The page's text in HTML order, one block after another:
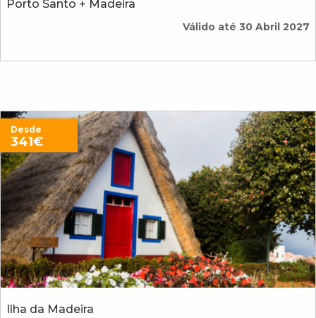
Porto Santo + Madeira
Válido até 30 Abril 2027
Ilha da Madeira
Desde
341€